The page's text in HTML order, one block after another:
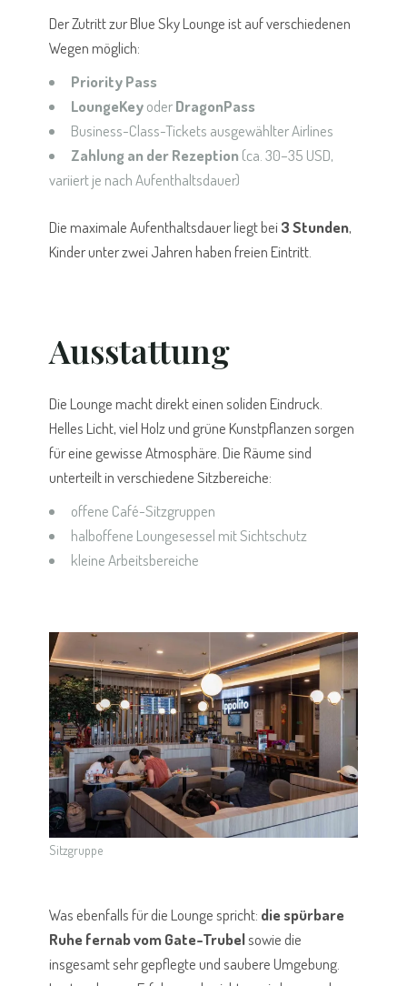
Der Zutritt zur Blue Sky Lounge ist auf verschiedenen
Wegen möglich:
Priority Pass
LoungeKeyoderDragonPass
Business-Class-Tickets ausgewählter Airlines
Zahlung an der Rezeption (ca. 30–35 USD,
variiert je nach Aufenthaltsdauer)
Die maximale Aufenthaltsdauer liegt bei3 Stunden,
Kinder unter zwei Jahren haben freien Eintritt.
Ausstattung
Die Lounge macht direkt einen soliden Eindruck.
Helles Licht, viel Holz und grüne Kunstpflanzen sorgen
für eine gewisse Atmosphäre. Die Räume sind
unterteilt in verschiedene Sitzbereiche:
offene Café-Sitzgruppen
halboffene Loungesessel mit Sichtschutz
kleine Arbeitsbereiche
Sitzgruppe
Was ebenfalls für die Lounge spricht: die spürbare
Ruhe fernab vom Gate-Trubelsowie die
insgesamt sehr gepflegte und saubere Umgebung.